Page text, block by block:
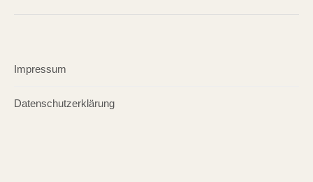
Impressum
Datenschutzerklärung